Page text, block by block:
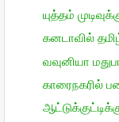
யுத்தம்
கனடாவில்
வவுனியா
காரைநகரில்